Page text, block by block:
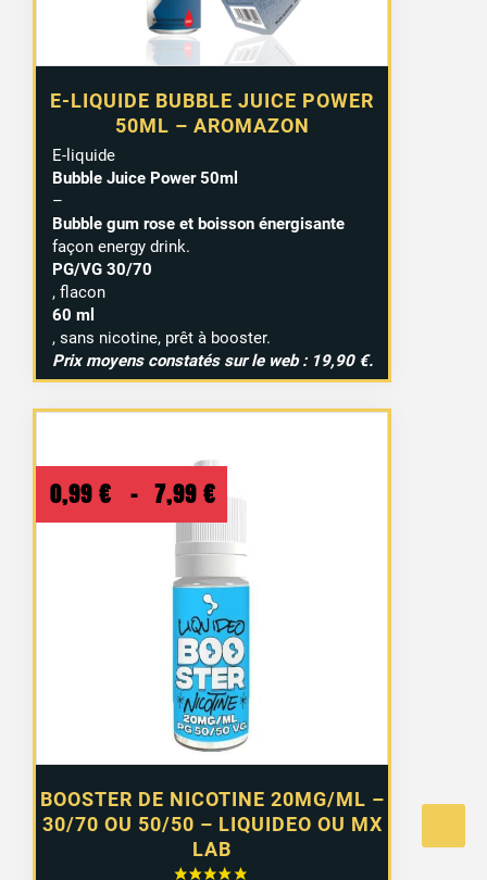
E-LIQUIDE BUBBLE JUICE POWER
50ML – AROMAZON
E-liquide
Bubble Juice Power 50ml
–
Bubble gum rose et boisson énergisante
façon energy drink.
PG/VG 30/70
, flacon
60 ml
, sans nicotine, prêt à booster.
Prix moyens constatés sur le web : 19,90 €.
BOOSTER DE NICOTINE 20MG/ML –
30/70 OU 50/50 – LIQUIDEO OU MX
LAB
0,99 € – 7,99 € Plage
de
prix :
0,99 €
à
7,99 €